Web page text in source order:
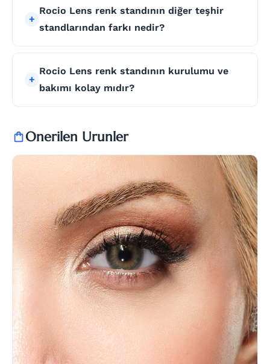
Rocio Lens renk standının diğer teşhir
standlarından farkı nedir?
Rocio Lens renk standının kurulumu ve
bakımı kolay mıdır?
Onerilen Urunler